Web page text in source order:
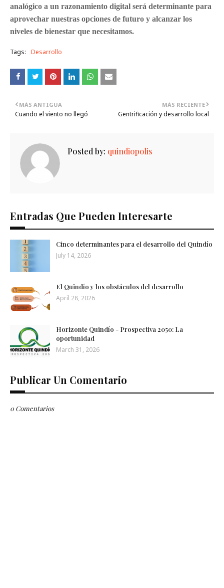
analógico a un razonamiento digital será determinante para
aprovechar nuestras opciones de futuro y alcanzar los
niveles de bienestar que necesitamos.
Tags: Desarrollo
MÁS RECIENTE
Gentrificación y desarrollo local
MÁS ANTIGUA
Cuando el viento no llegó
Posted by: quindiopolis
Entradas Que Pueden Interesarte
Cinco determinantes para el desarrollo del Quindío
July 14, 2026
El Quindío y los obstáculos del desarrollo
April 28, 2026
Horizonte Quindío - Prospectiva 2050: La
oportunidad
March 31, 2026
Publicar Un Comentario
0 Comentarios